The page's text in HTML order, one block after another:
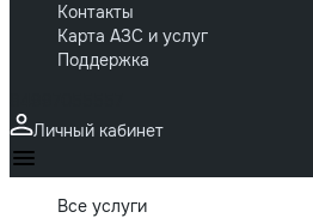
Контакты
Карта АЗС и услуг
Поддержка
Личный кабинет
Все услуги